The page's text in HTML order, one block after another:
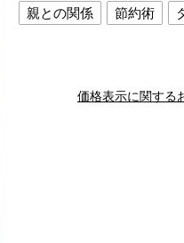
親との関係
節約術
夫との関係
新津春子
価格表示に関する